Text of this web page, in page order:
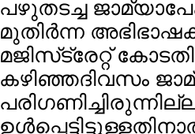
പഴുതടച്ച
മുതിര്‍ന്ന
മജിസ്‌ട്രേറ്റ്
കഴിഞ്ഞദിവസം